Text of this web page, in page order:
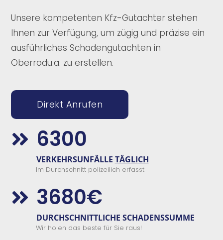
Unsere kompetenten Kfz-Gutachter stehen
Ihnen zur Verfügung, um zügig und präzise ein
ausführliches Schadengutachten in
Oberrodu.a. zu erstellen.
Direkt Anrufen
 6300
VERKEHRSUNFÄLLE TÄGLICH
Im Durchschnitt polizeilich erfasst
 3680€
DURCHSCHNITTLICHE SCHADENSSUMME
Wir holen das beste für Sie raus!